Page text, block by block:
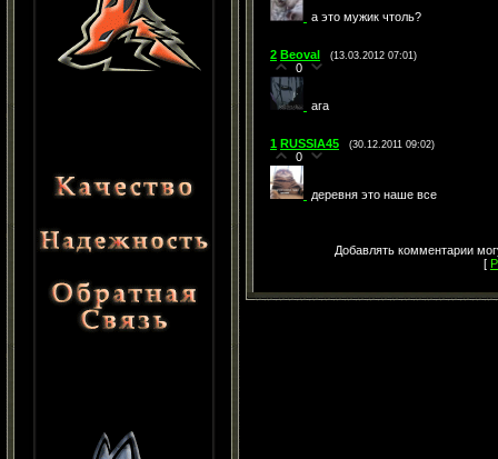
а это мужик чтоль?
2 Beoval (13.03.2012 07:01)
0
ага
1 RUSSIA45 (30.12.2011 09:02)
0
деревня это наше все
Добавлять комментарии
[